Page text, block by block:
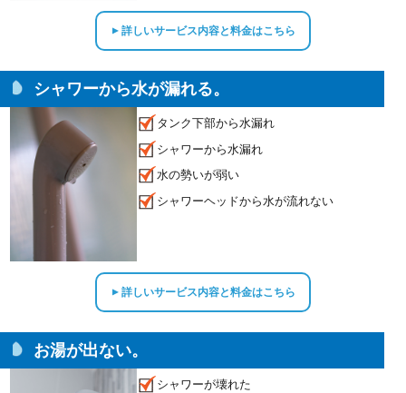
▲詳しいサービス内容と料金はこちら
シャワーから水が漏れる。
タンク下部から水漏れ
シャワーから水漏れ
水の勢いが弱い
シャワーヘッドから水が流れない
▲詳しいサービス内容と料金はこちら
お湯が出ない。
シャワーが壊れた